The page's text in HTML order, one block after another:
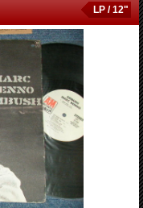
LP / 12"